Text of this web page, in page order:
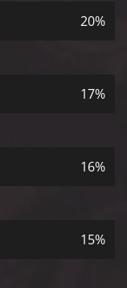
20%
17%
16%
15%